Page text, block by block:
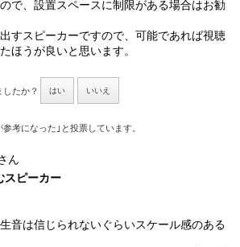
で、設置スペースに制限がある場合はお勧
すスピーカーですので、可能であれば視聴
ほうが良いと思います。
たか？ はい いいえ
考になった｣と投票しています。
ん
スピーカー
音は信じられないぐらいスケール感のある